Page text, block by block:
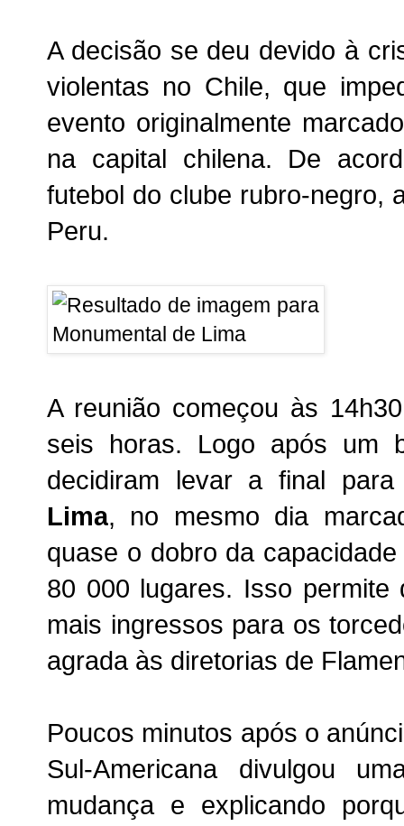
A decisão se deu devido à
violentas no Chile, que
evento originalmente
na capital chilena. De
futebol do clube rubro-negro,
Peru.
A reunião começou às
seis horas. Logo após um
decidiram levar a final
Lima, no mesmo dia
quase o dobro da
80 000 lugares. Isso permite
mais ingressos para os
agrada às diretorias de
Poucos minutos após o
Sul-Americana divulgou
mudança e explicando